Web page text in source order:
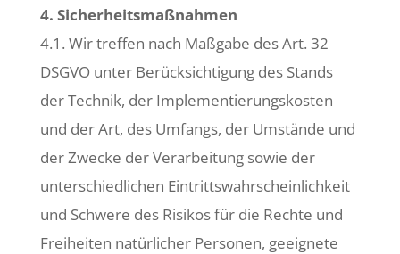
4. Sicherheitsmaßnahmen
4.1. Wir treffen nach Maßgabe des Art. 32
DSGVO unter Berücksichtigung des Stands
der Technik, der Implementierungskosten
und der Art, des Umfangs, der Umstände und
der Zwecke der Verarbeitung sowie der
unterschiedlichen Eintrittswahrscheinlichkeit
und Schwere des Risikos für die Rechte und
Freiheiten natürlicher Personen, geeignete